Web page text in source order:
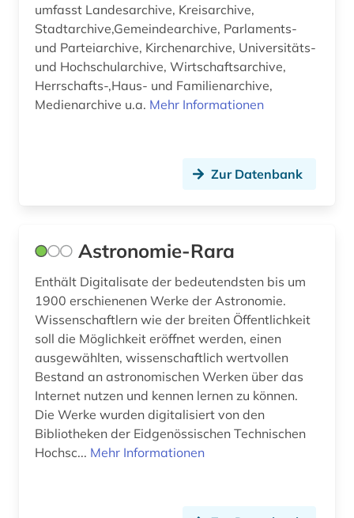
koptisch (2)
korrespondenz (1)
kulturerbe (2)
kunst (2)
latein (8)
lateinisch (1)
lausanne (1)
literatur (3)
literaturwissenschaft (1)
maltechnik (1)
umfasst Landesarchive, Kreisarchive,
Stadtarchive,Gemeindearchive, Parlaments-
und Parteiarchive, Kirchenarchive, Universitäts-
und Hochschularchive, Wirtschaftsarchive,
Herrschafts-,Haus- und Familienarchive,
Medienarchive u.a. Mehr Informationen
Zur Datenbank
Astronomie-Rara
Enthält Digitalisate der bedeutendsten bis um
1900 erschienenen Werke der Astronomie.
Wissenschaftlern wie der breiten Öffentlichkeit
soll die Möglichkeit eröffnet werden, einen
ausgewählten, wissenschaftlich wertvollen
Bestand an astronomischen Werken über das
Internet nutzen und kennen lernen zu können.
Die Werke wurden digitalisiert von den
Bibliotheken der Eidgenössischen Technischen
Hochsc... Mehr Informationen